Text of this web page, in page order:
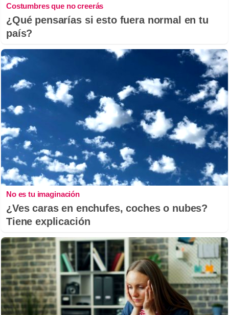
Costumbres que no creerás
¿Qué pensarías si esto fuera normal en tu
país?
No es tu imaginación
¿Ves caras en enchufes, coches o nubes?
Tiene explicación